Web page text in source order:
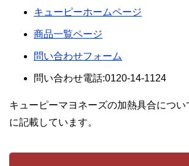
キューピーホームページ
商品一覧ページ
問い合わせフォーム
問い合わせ電話:0120-14-1124
キューピーマヨネーズの加熱具合につ
に記載しています。